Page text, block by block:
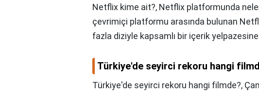
Netflix kime ait?, Netflix platformunda
çevrimiçi platformu arasında bulunan
fazla diziyle kapsamlı bir içerik
Türkiye'de seyirci rekoru hangi
Türkiye'de seyirci rekoru hangi filmde?,